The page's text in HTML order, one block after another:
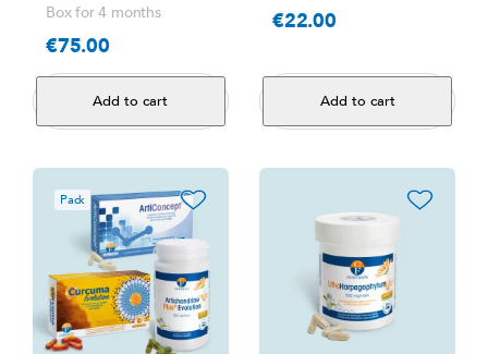
Box for 4 months
Price
€75.00
Add to cart
Price
€22.00
Add to cart
Pack favorite_border favorite_border